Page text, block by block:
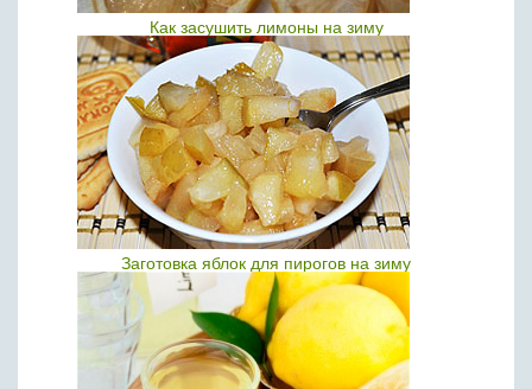
Как засушить лимоны на зиму
Заготовка яблок для пирогов на зиму